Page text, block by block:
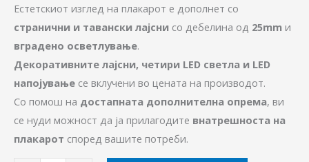
Естетскиот изглед на плакарот е дополнет со
странични и тавански лајсни со дебелина од 25mm и
вградено осветлување.
Декоративните лајсни, четири LED светла и LED
напојување се вклучени во цената на производот.
Со помош на достапната дополнителна опрема, ви
се нуди можност да ја прилагодите внатрешноста на
плакарот според вашите потреби.